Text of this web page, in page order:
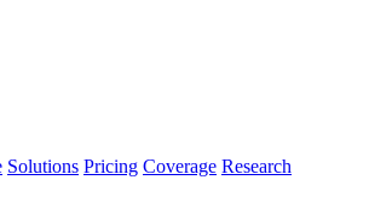
Solutions Pricing Coverage Research